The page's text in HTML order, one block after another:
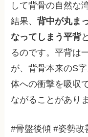
して背骨の自然な
結果、背中が丸ま
なってしまう平背
るのです。平背は
が、背骨本来のS
体への衝撃を吸収
ながることがあり
#骨盤後傾 #姿勢